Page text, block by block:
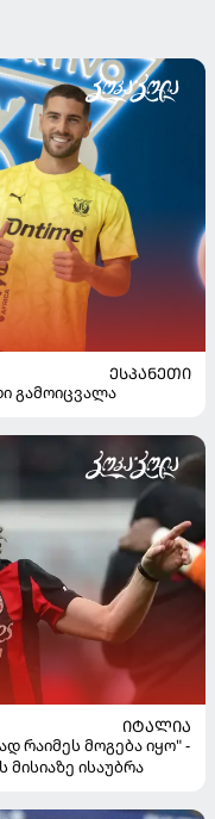
ᲔᲡᲞᲐᲜᲔᲗᲘ
გამოიცვალა
ᲘᲢᲐᲚᲘᲐ
რაიმეს მოგება იყო" -
ისაუბრა